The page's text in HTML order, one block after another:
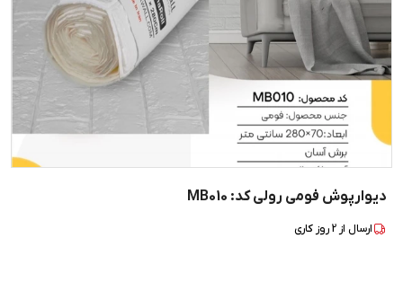
دیوارپوش فومی رولی کد: MB010
ارسال از 2روز کاری